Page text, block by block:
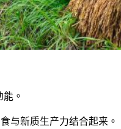
。
与新质生产力结合起来。